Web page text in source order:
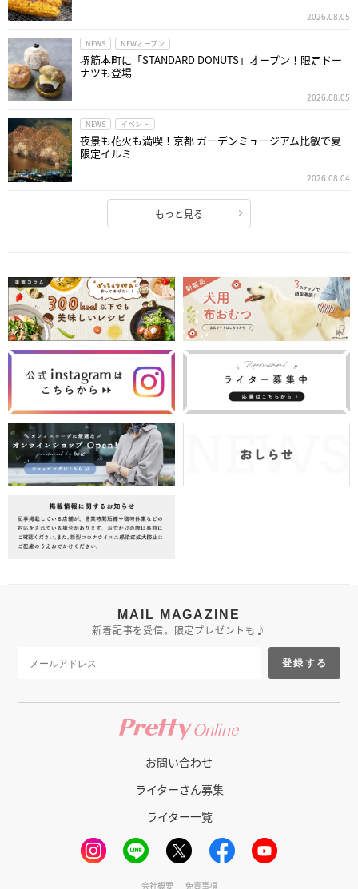
2026.08.05
NEWS NEWオープン
堺筋本町に「STANDARD DONUTS」オープン！限定ドー
ナツも登場
2026.08.05
NEWS イベント
夜景も花火も満喫！京都 ガーデンミュージアム比叡で夏
限定イルミ
2026.08.04
もっと見る
MAIL MAGAZINE
新着記事を受信。限定プレゼントも♪
登録する
お問い合わせ
ライターさん募集
ライター一覧
会社概要 免責事項